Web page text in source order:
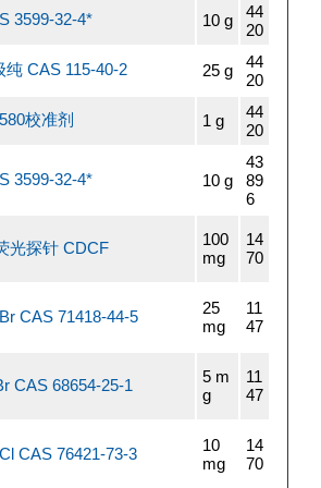
3599-32-4* 10 g
44
20
CAS 115-40-2 25 g
44
20
校准剂 1 g
44
20
3599-32-4* 10 g
43
89
6
光探针 CDCF
100
mg
14
70
CAS 71418-44-5
25
mg
11
47
CAS 68654-25-1
5 m
g
11
47
CAS 76421-73-3
10
mg
14
70